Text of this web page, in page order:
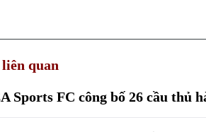
quan
Sports FC công bố 26 cầu thủ